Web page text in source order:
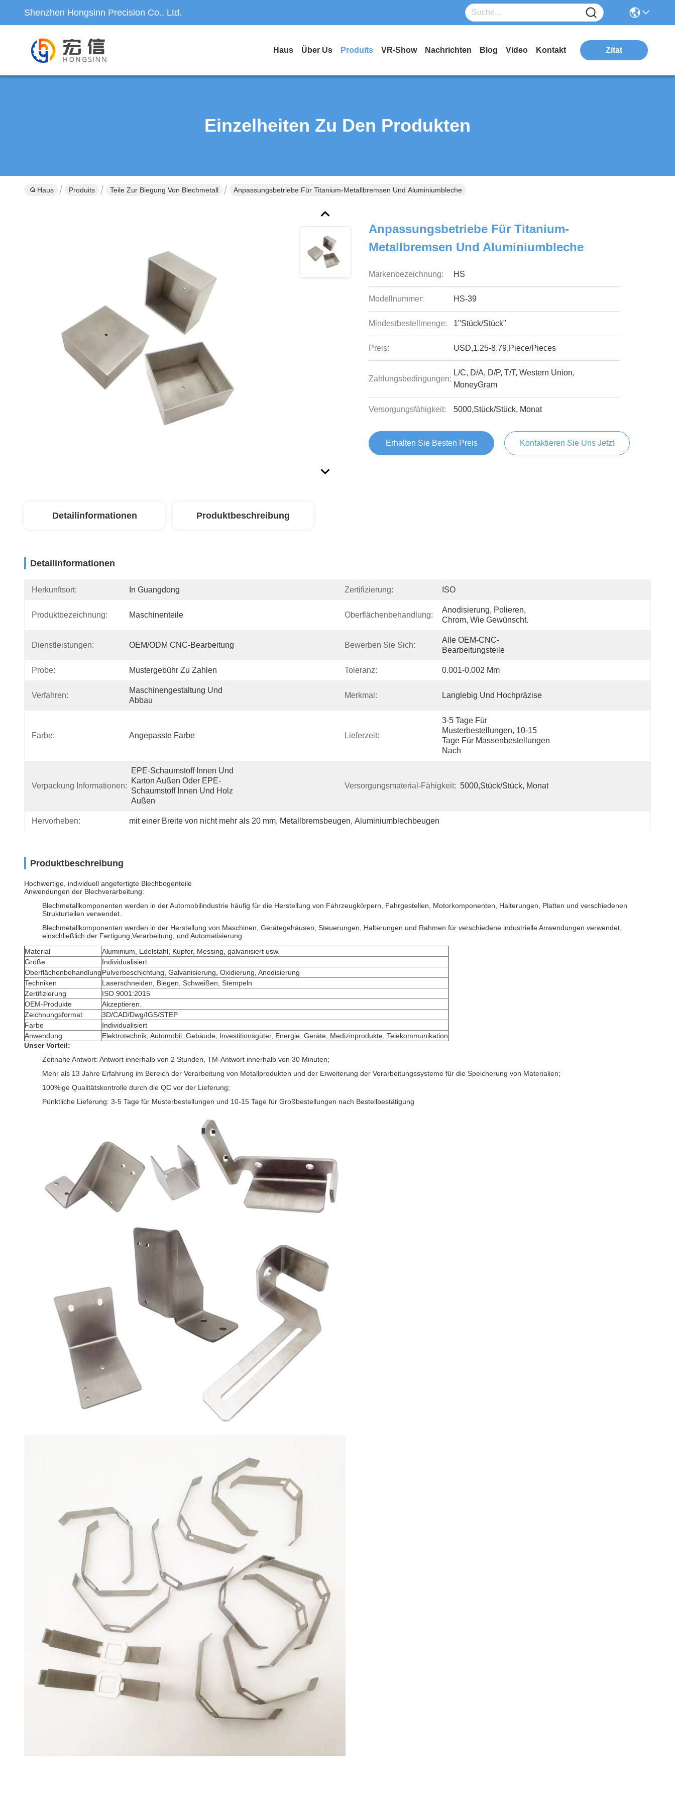
Shenzhen Hongsinn Precision Co., Ltd.
Haus Über Us Produits VR-Show Nachrichten Blog Video Kontakt Zitat
Einzelheiten Zu Den Produkten
Haus Produits Teile Zur Biegung Von Blechmetall Anpassungsbetriebe Für Titanium-Metallbremsen Und Aluminiumbleche
Anpassungsbetriebe Für Titanium-
Metallbremsen Und Aluminiumbleche
Markenbezeichnung: HS
Modellnummer: HS-39
Mindestbestellmenge: 1"Stück/Stück"
Preis: USD,1.25-8.79,Piece/Pieces
Zahlungsbedingungen:
L/C, D/A, D/P, T/T, Western Union,
MoneyGram
Versorgungsfähigkeit: 5000,Stück/Stück, Monat
Erhalten Sie Besten Preis Kontaktieren Sie Uns Jetzt
Detailinformationen Produktbeschreibung
Detailinformationen
Herkunftsort: In Guangdong Zertifizierung: ISO
Produktbezeichnung: Maschinenteile Oberflächenbehandlung:
Anodisierung, Polieren,
Chrom, Wie Gewünscht.
Dienstleistungen: OEM/ODM CNC-Bearbeitung Bewerben Sie Sich:
Alle OEM-CNC-
Bearbeitungsteile
Probe: Mustergebühr Zu Zahlen Toleranz: 0.001-0.002 Mm
Verfahren:
Maschinengestaltung Und
Abbau
Merkmal: Langlebig Und Hochpräzise
Farbe: Angepasste Farbe Lieferzeit:
3-5 Tage Für
Musterbestellungen, 10-15
Tage Für Massenbestellungen
Nach
Verpackung Informationen:
EPE-Schaumstoff Innen Und
Karton Außen Oder EPE-
Schaumstoff Innen Und Holz
Außen
Versorgungsmaterial-Fähigkeit: 5000,Stück/Stück, Monat
Hervorheben: mit einer Breite von nicht mehr als 20 mm, Metallbremsbeugen, Aluminiumblechbeugen
Produktbeschreibung
Hochwertige, individuell angefertigte Blechbogenteile
Anwendungen der Blechverarbeitung:
Blechmetallkomponenten werden in der Automobilindustrie häufig für die Herstellung von Fahrzeugkörpern, Fahrgestellen, Motorkomponenten, Halterungen, Platten und verschiedenen
Strukturteilen verwendet.
Blechmetallkomponenten werden in der Herstellung von Maschinen, Gerätegehäusen, Steuerungen, Halterungen und Rahmen für verschiedene industrielle Anwendungen verwendet,
einschließlich der Fertigung,Verarbeitung, und Automatisierung.
Material
Aluminium, Edelstahl, Kupfer, Messing, galvanisiert usw.
Größe
Individualisiert
OberflächenbehandlungPulverbeschichtung, Galvanisierung, Oxidierung, Anodisierung
Techniken
Laserschneiden, Biegen, Schweißen, Stempeln
Zertifizierung
ISO 9001:2015
OEM-Produkte
Akzeptieren.
Zeichnungsformat
3D/CAD/Dwg/IGS/STEP
Farbe
Individualisiert
Anwendung
Elektrotechnik, Automobil, Gebäude, Investitionsgüter, Energie, Geräte, Medizinprodukte, Telekommunikation
Unser Vorteil:
Zeitnahe Antwort: Antwort innerhalb von 2 Stunden, TM-Antwort innerhalb von 30 Minuten;
Mehr als 13 Jahre Erfahrung im Bereich der Verarbeitung von Metallprodukten und der Erweiterung der Verarbeitungssysteme für die Speicherung von Materialien;
100%ige Qualitätskontrolle durch die QC vor der Lieferung;
Pünktliche Lieferung: 3-5 Tage für Musterbestellungen und 10-15 Tage für Großbestellungen nach Bestellbestätigung